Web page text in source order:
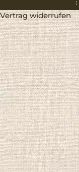
Vertrag widerrufen